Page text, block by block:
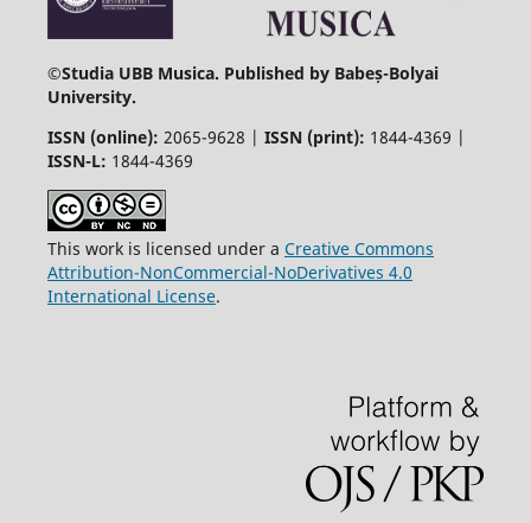
©Studia UBB Musica. Published by Babeș-Bolyai
University.
ISSN (online): 2065-9628 | ISSN (print): 1844-4369 |
ISSN-L: 1844-4369
This work is licensed under a Creative Commons
Attribution-NonCommercial-NoDerivatives 4.0
International License.